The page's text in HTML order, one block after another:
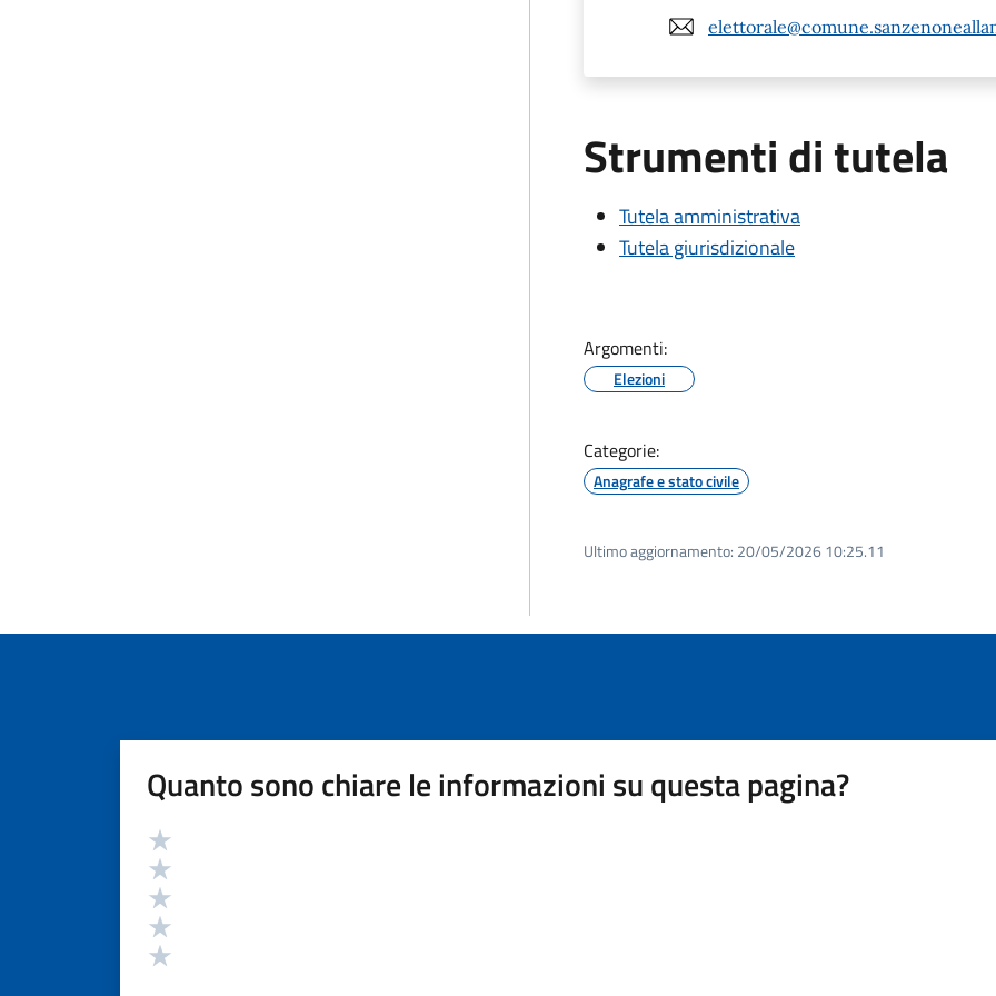
Strumenti di tutela
Tutela amministrativa
Tutela giurisdizionale
Argomenti:
Elezioni
Categorie:
Anagrafe e stato civile
Ultimo aggiornamento: 20/05/2026 10:25.11
Quanto sono chiare le informazioni su questa pagina?
Valutazione